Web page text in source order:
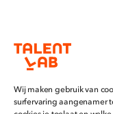
Wij maken gebruik van
surfervaring aangenamer